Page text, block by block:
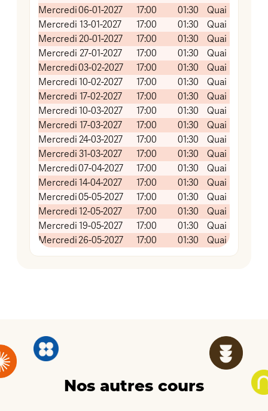
Mercredi06-01-2027 17:00 01:30
Quai Koch
Mercredi 13-01-2027 17:00 01:30
Quai Koch
Mercredi 20-01-2027 17:00 01:30
Quai Koch
Mercredi 27-01-2027 17:00 01:30
Quai Koch
Mercredi03-02-2027 17:00 01:30
Quai Koch
Mercredi 10-02-2027 17:00 01:30
Quai Koch
Mercredi 17-02-2027 17:00 01:30
Quai Koch
Mercredi 10-03-2027 17:00 01:30
Quai Koch
Mercredi 17-03-2027 17:00 01:30
Quai Koch
Mercredi 24-03-2027 17:00 01:30
Quai Koch
Mercredi 31-03-2027 17:00 01:30
Quai Koch
Mercredi07-04-2027 17:00 01:30
Quai Koch
Mercredi 14-04-2027 17:00 01:30
Quai Koch
Mercredi05-05-2027 17:00 01:30
Quai Koch
Mercredi 12-05-2027 17:00 01:30
Quai Koch
Mercredi 19-05-2027 17:00 01:30
Quai Koch
Mercredi 26-05-2027 17:00 01:30 Quai Koch
Nos autres cours